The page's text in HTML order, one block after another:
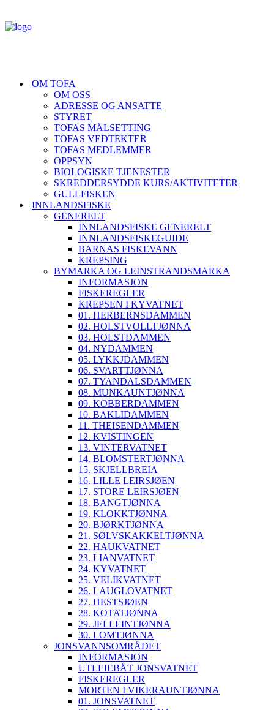
OM TOFA
OM OSS
ADRESSE OG ANSATTE
STYRET
TOFAS MÅLSETTING
TOFAS VEDTEKTER
TOFAS MEDLEMMER
OPPSYN
BIOLOGISKE TJENESTER
SKREDDERSYDDE KURS/AKTIVITETER
GULLFISKEN
INNLANDSFISKE
GENERELT
INNLANDSFISKE GENERELT
INNLANDSFISKEGUIDE
BARNAS FISKEVANN
KREPSING
BYMARKA OG LEINSTRANDSMARKA
INFORMASJON
FISKEREGLER
KREPSEN I KYVATNET
01. HERBERNSDAMMEN
02. HOLSTVOLLTJØNNA
03. HOLSTDAMMEN
04. NYDAMMEN
05. LYKKJDAMMEN
06. SVARTTJØNNA
07. TYANDALSDAMMEN
08. MUNKAUNTJØNNA
09. KOBBERDAMMEN
10. BAKLIDAMMEN
11. THEISENDAMMEN
12. KVISTINGEN
13. VINTERVATNET
14. BLOMSTERTJØNNA
15. SKJELLBREIA
16. LILLE LEIRSJØEN
17. STORE LEIRSJØEN
18. BANGTJØNNA
19. KLOKKTJØNNA
20. BJØRKTJØNNA
21. SØLVSKAKKELTJØNNA
22. HAUKVATNET
23. LIANVATNET
24. KYVATNET
25. VELIKVATNET
26. LAUGLOVATNET
27. HESTSJØEN
28. KOTATJØNNA
29. JELLEINTJØNNA
30. LOMTJØNNA
JONSVANNSOMRÅDET
INFORMASJON
UTLEIEBÅT JONSVATNET
FISKEREGLER
MORTEN I VIKERAUNTJØNNA
01. JONSVATNET